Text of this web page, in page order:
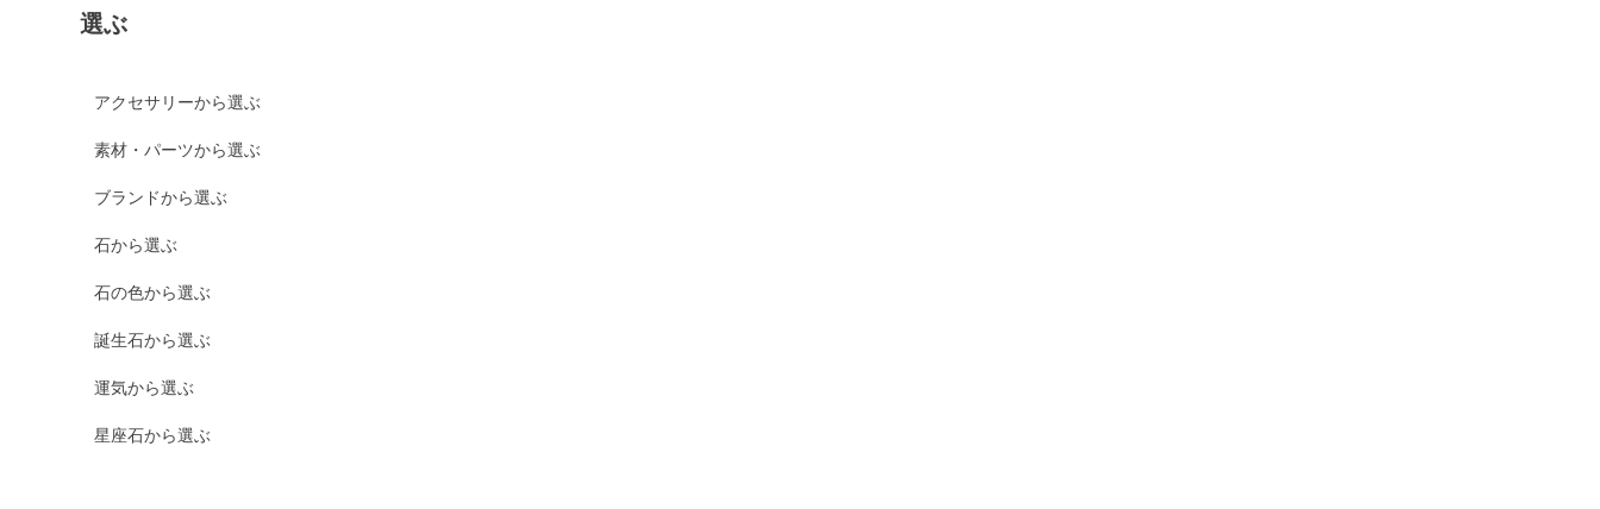
選ぶ
アクセサリーから選ぶ
素材・パーツから選ぶ
ブランドから選ぶ
石から選ぶ
石の色から選ぶ
誕生石から選ぶ
運気から選ぶ
星座石から選ぶ